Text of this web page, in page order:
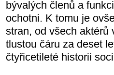
bývalých členů a
ochotni. K tomu je
stran, od všech aktérů
tlustou čáru za deset
čtyřicetileté historii